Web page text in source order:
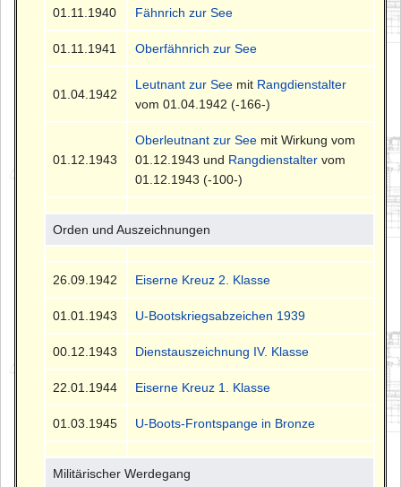
01.11.1940 Fähnrich zur See
01.11.1941 Oberfähnrich zur See
01.04.1942
Leutnant zur See mit Rangdienstalter
vom 01.04.1942 (-166-)
01.12.1943
Oberleutnant zur See mit Wirkung vom
01.12.1943 und Rangdienstalter vom
01.12.1943 (-100-)
Orden und Auszeichnungen
26.09.1942 Eiserne Kreuz 2. Klasse
01.01.1943 U-Bootskriegsabzeichen 1939
00.12.1943 Dienstauszeichnung IV. Klasse
22.01.1944 Eiserne Kreuz 1. Klasse
01.03.1945 U-Boots-Frontspange in Bronze
Militärischer Werdegang